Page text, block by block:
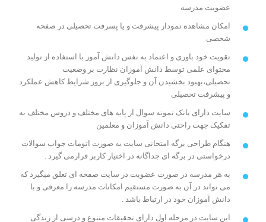
عضویت مدرسه
امکان مشاهده نمودار پیشرفت و یا پسرفت تحصیلی در صفحه
شخصی
تقویت خود باوری و اعتماد به نفس دانش آموز با استفاده از تولید
محتوای علمی توسط دانش آموزان نظارت بر وضعیت
تحصیلی،بهبود بخشیدن آن و جلوگیری از بروز شرایط کاهش عملکرد
و پیشرفت تحصیلی
سایت دارای بانک نمونه سوال از پایه های مختلف و دروس مختلف به
تفکیک جهت راحتی دانش آموزان و معلمین
هنگام طراحی برگه امتحانی سایت به صورت اتومات جواب سوالات
درخواستی در برگه ای جداگانه در اختیار کاربر قرارمی گیرد .
به هر مدرسه در صورت عضویت در سایت صفحه ای تعلق میگیرد که
می تواند در آن به صورت مستقیم امکانات مدرسه را معرفی و با
دانش آموزان خود در ارتباط باشد .
این سایت در مرحله اول دارای تحقیقات متنوع و درسی از زندگی